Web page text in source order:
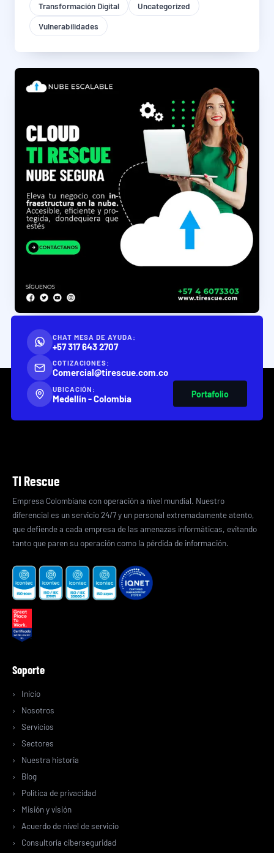
Transformación Digital
Uncategorized
Vulnerabilidades
CHAT MESA DE AYUDA:
+57 317 643 2707
COTIZACIONES:
Comercial@tirescue.com.co
UBICACIÓN:
Medellín - Colombia Portafolio
TI Rescue
Empresa Colombiana con operación a nivel mundial. Nuestro
diferencial es un servicio 24/7 y un personal extremadamente atento,
que defiende a cada empresa de las amenazas informáticas, evitando
tanto que paren su operación como la pérdida de información.
Soporte
Inicio
Nosotros
Servicios
Sectores
Nuestra historia
Blog
Politica de privacidad
Misión y visión
Acuerdo de nivel de servicio
Consultoría ciberseguridad